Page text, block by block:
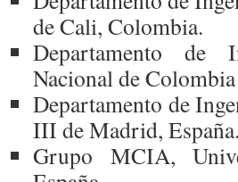
de Cali, Colombia.
Departamento de
Nacional de
Departamento de
III de Madrid,
Grupo MCIA,